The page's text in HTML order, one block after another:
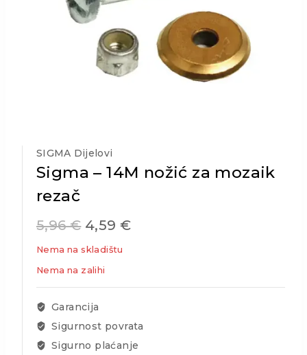
SIGMA Dijelovi
Sigma – 14M nožić za mozaik
rezač
5,96€ 4,59 €
Nema na skladištu
Nema na zalihi
Garancija
Sigurnost povrata
Sigurno plaćanje